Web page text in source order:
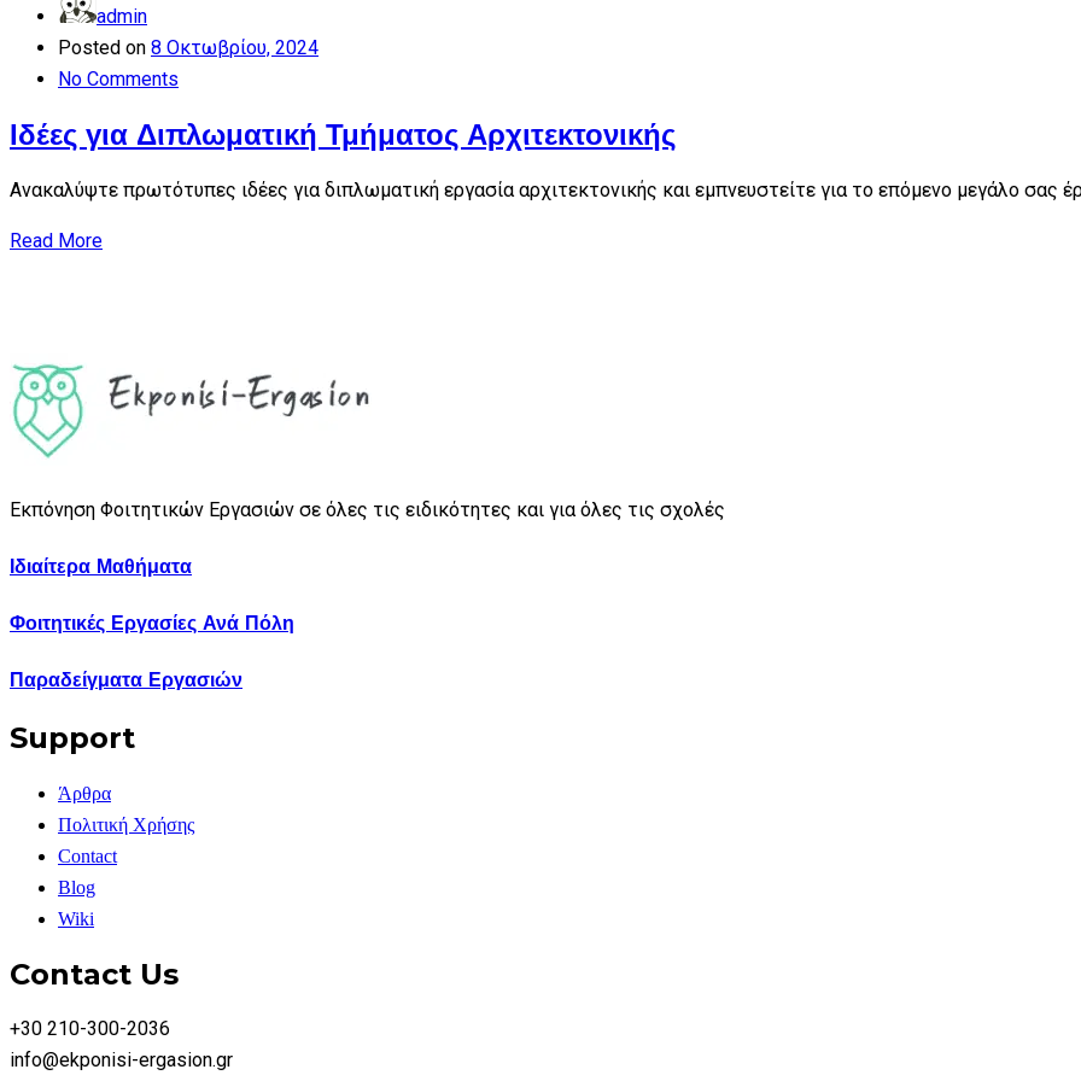
admin
Posted on 8 Οκτωβρίου, 2024
No Comments
Ιδέες για Διπλωματική Τμήματος Αρχιτεκτονικής
Ανακαλύψτε πρωτότυπες ιδέες για διπλωματική εργασία αρχιτεκτονικής και εμπνευστείτε για το επόμενο μεγάλο σας
Read More
Εκπόνηση Φοιτητικών Εργασιών σε όλες τις ειδικότητες και για όλες τις σχολές
Ιδιαίτερα Μαθήματα
Φοιτητικές Εργασίες Ανά Πόλη
Παραδείγματα Εργασιών
Support
Άρθρα
Πολιτική Χρήσης
Contact
Blog
Wiki
Contact Us
+30 210-300-2036
info@ekponisi-ergasion.gr